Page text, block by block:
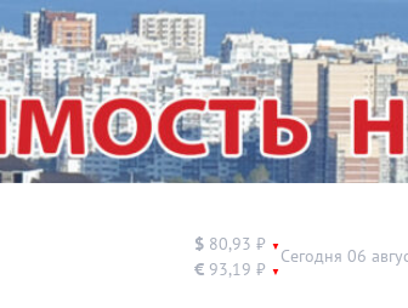
$ 80,93 ₽ ▼
€ 93,19 ₽ ▼
Сегодня 06